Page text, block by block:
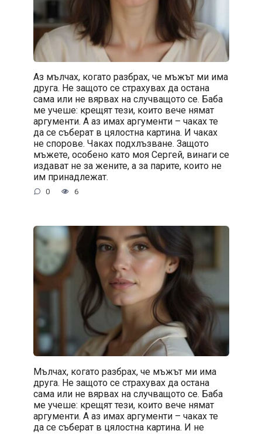
Аз мълчах, когато разбрах, че мъжът ми има
друга. Не защото се страхувах да остана
сама или не вярвах на случващото се. Баба
ме учеше: крещят тези, които вече нямат
аргументи. А аз имах аргументи – чаках те
да се съберат в цялостна картина. И чаках
не спорове. Чаках подхлъзване. Защото
мъжете, особено като моя Сергей, винаги се
издават не за жените, а за парите, които не
им принадлежат.
0 6
Мълчах, когато разбрах, че мъжът ми има
друга. Не защото се страхувах да остана
сама или не вярвах на случващото се. Баба
ме учеше: крещят тези, които вече нямат
аргументи. А аз имах аргументи – чаках те
да се съберат в цялостна картина. И не